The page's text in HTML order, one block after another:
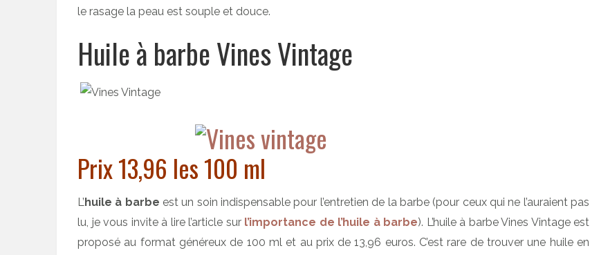
le rasage la peau est souple et douce.
Huile à barbe Vines Vintage
Prix 13,96 les 100 ml
L’huile à barbe est un soin indispensable pour l’entretien de la barbe (pour ceux qui ne l’auraient pas
lu, je vous invite à lire l’article sur l’importance de l’huile à barbe). L’huile à barbe Vines Vintage est
proposé au format généreux de 100 ml et au prix de 13,96 euros. C’est rare de trouver une huile en